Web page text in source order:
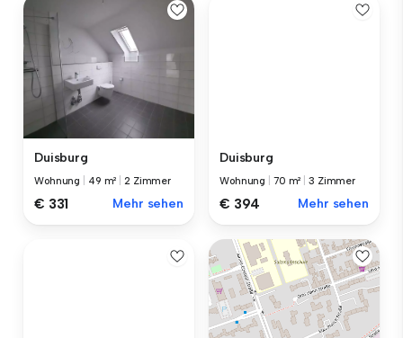
Duisburg
Wohnung 49 m² |2 Zimmer
€ 331 Mehr sehen
Duisburg
Wohnung 70 m² |3 Zimmer
€ 394 Mehr sehen